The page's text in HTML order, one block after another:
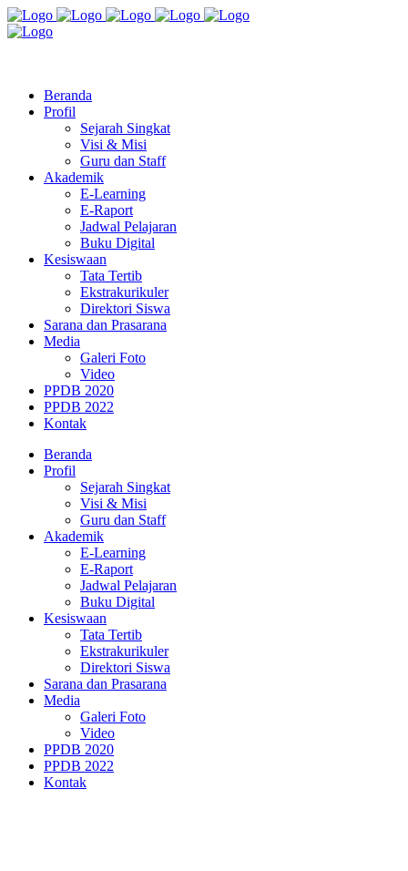
Beranda
Profil
Sejarah Singkat
Visi & Misi
Guru dan Staff
Akademik
E-Learning
E-Raport
Jadwal Pelajaran
Buku Digital
Kesiswaan
Tata Tertib
Ekstrakurikuler
Direktori Siswa
Sarana dan Prasarana
Media
Galeri Foto
Video
PPDB 2020
PPDB 2022
Kontak
Beranda
Profil
Sejarah Singkat
Visi & Misi
Guru dan Staff
Akademik
E-Learning
E-Raport
Jadwal Pelajaran
Buku Digital
Kesiswaan
Tata Tertib
Ekstrakurikuler
Direktori Siswa
Sarana dan Prasarana
Media
Galeri Foto
Video
PPDB 2020
PPDB 2022
Kontak